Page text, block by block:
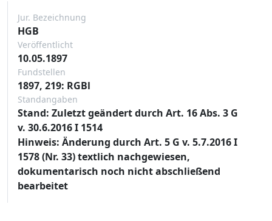
Jur. Bezeichnung
HGB
Veröffentlicht
10.05.1897
Fundstellen
1897, 219: RGBl
Standangaben
Stand: Zuletzt geändert durch Art. 16 Abs. 3 G
v. 30.6.2016 I 1514
Hinweis: Änderung durch Art. 5 G v. 5.7.2016 I
1578 (Nr. 33) textlich nachgewiesen,
dokumentarisch noch nicht abschließend
bearbeitet